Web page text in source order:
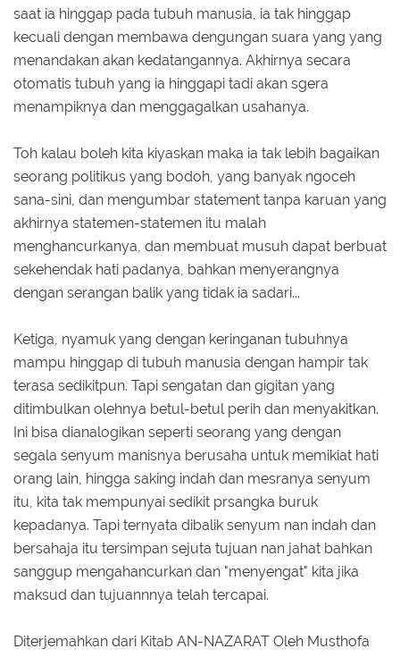
saat ia hinggap pada tubuh manusia, ia tak hinggap
kecuali dengan membawa dengungan suara yang yang
menandakan akan kedatangannya. Akhirnya secara
otomatis tubuh yang ia hinggapi tadi akan sgera
menampiknya dan menggagalkan usahanya.
Toh kalau boleh kita kiyaskan maka ia tak lebih bagaikan
seorang politikus yang bodoh, yang banyak ngoceh
sana-sini, dan mengumbar statement tanpa karuan yang
akhirnya statemen-statemen itu malah
menghancurkanya, dan membuat musuh dapat berbuat
sekehendak hati padanya, bahkan menyerangnya
dengan serangan balik yang tidak ia sadari...
Ketiga, nyamuk yang dengan keringanan tubuhnya
mampu hinggap di tubuh manusia dengan hampir tak
terasa sedikitpun. Tapi sengatan dan gigitan yang
ditimbulkan olehnya betul-betul perih dan menyakitkan.
Ini bisa dianalogikan seperti seorang yang dengan
segala senyum manisnya berusaha untuk memikiat hati
orang lain, hingga saking indah dan mesranya senyum
itu, kita tak mempunyai sedikit prsangka buruk
kepadanya. Tapi ternyata dibalik senyum nan indah dan
bersahaja itu tersimpan sejuta tujuan nan jahat bahkan
sanggup mengahancurkan dan "menyengat" kita jika
maksud dan tujuannnya telah tercapai.
Diterjemahkan dari Kitab AN-NAZARAT Oleh Musthofa